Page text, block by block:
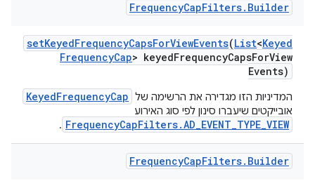
FrequencyCapFilters. Builder
setKeyedFrequencyCapsForViewEvents(List<Keyed
FrequencyCap> keyedFrequencyCapsForView
Events)
המדיניות הזו מגדירה את הרשימה של KeyedFrequencyCap
אובייקטים שיעברו סינון לפי סוג האירוע
FrequencyCapFilters.AD_EVENT_TYPE_VIEW
.
FrequencyCapFilters. Builder